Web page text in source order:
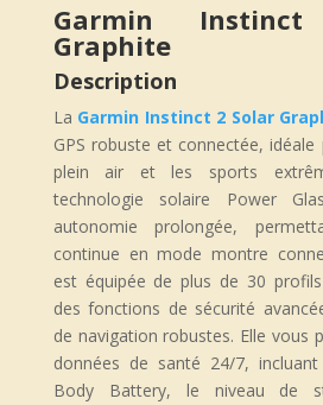
Garmin
Graphite
Description
La Garmin Instinct 2 Solar
GPS robuste et connectée,
plein air et les sports
technologie solaire Power
autonomie prolongée,
continue en mode montre
est équipée de plus de 30 profils
des fonctions de sécurité
de navigation robustes. Elle vous
données de santé 24/7, incluant
Body Battery, le niveau de